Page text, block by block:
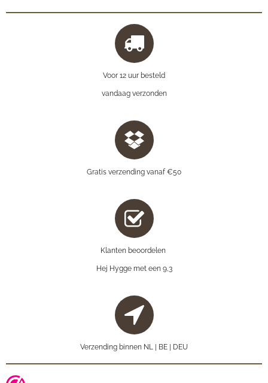
Voor 12 uur besteld
vandaag verzonden
Gratis verzending vanaf €50
Klanten beoordelen
Hej Hygge met een 9,3
Verzending binnen NL | BE | DEU